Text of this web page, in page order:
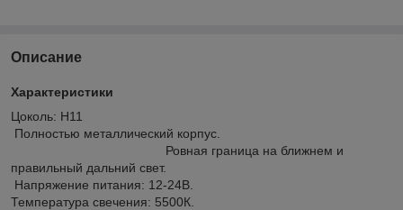
Описание
Характеристики
Цоколь: Н11
Полностью металлический корпус.
Ровная граница на ближнем и
правильный дальний свет.
Напряжение питания: 12-24В.
Температура свечения: 5500К.